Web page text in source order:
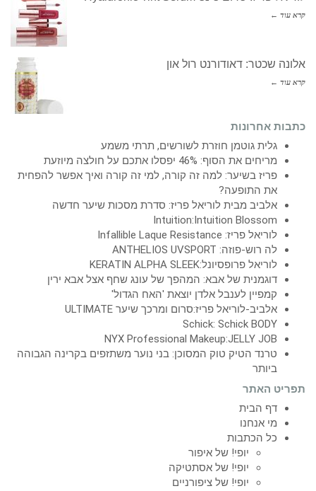
קרא עוד ←
אלונה שכטר: דאודורנט רול און
קרא עוד ←
כתבות אחרונות
גלית גוטמן חוזרת לשורשים, תרתי משמע
מריחים את הסוף: 46% יפסלו אתכם על חולצה מיוזעת
פריז בשיער: למה זה קורה, למי זה קורה ואיך אפשר להפחית
את התופעה?
אלביב מבית לוריאל פריז: סדרת מסכות שיער חדשה
Intuition:Intuition Blossom
לוריאל פריז: Infallible Laque Resistance
לה רוש-פוזה: ANTHELIOS UVSPORT
לוריאל פרופסיונל:KERATIN ALPHA SLEEK
דוגמנית של אבא: המהפך של עונג שחף אצל אבא ירין
קמפיין לענבל אלדן יוצאת 'האח הגדול'
אלביב-לוריאל פריז:סרום ומרכך שיער ULTIMATE
Schick: Schick BODY
NYX Professional Makeup:JELLY JOB
טרנד הטיק טוק המסוכן: בני נוער משתזפים בקרינה הגבוהה
ביותר
תפריט האתר
דף הבית
מי אנחנו
כל הכתבות
יופי! של איפור
יופי! של אסתטיקה
יופי! של ציפורניים